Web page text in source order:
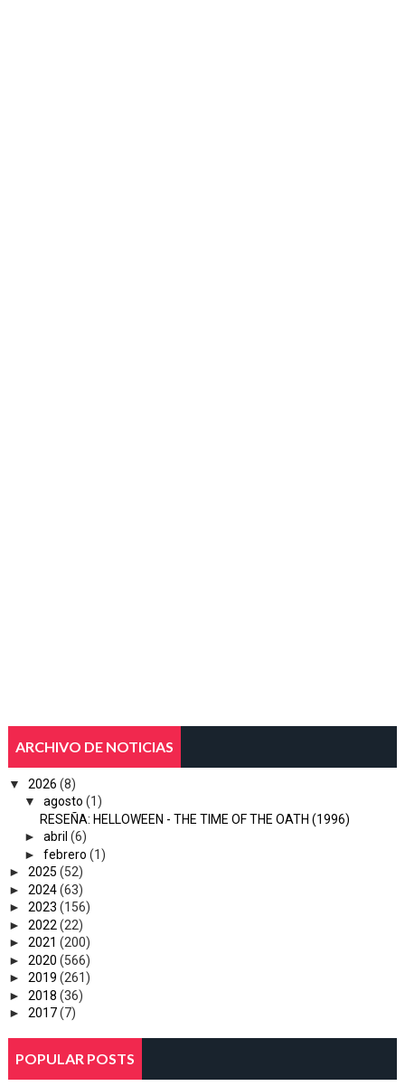
ARCHIVO DE NOTICIAS
▼ 2026 (8)
▼
agosto (1)
RESEÑA: HELLOWEEN - THE TIME OF THE OATH (1996)
► abril (6)
► febrero (1)
► 2025 (52)
► 2024(63)
► 2023 (156)
► 2022 (22)
► 2021 (200)
► 2020 (566)
► 2019 (261)
► 2018 (36)
► 2017(7)
POPULAR POSTS